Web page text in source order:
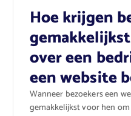
Hoe krijgen
over een
een website
Wanneer bezoekers een
gemakkelijkst voor hen